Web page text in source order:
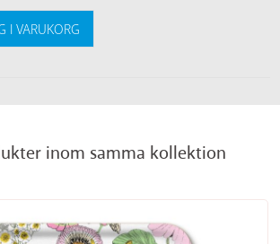
I VARUKORG
inom samma kollektion